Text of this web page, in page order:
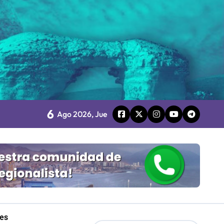
2.0”
6 Ago 2026, Jue